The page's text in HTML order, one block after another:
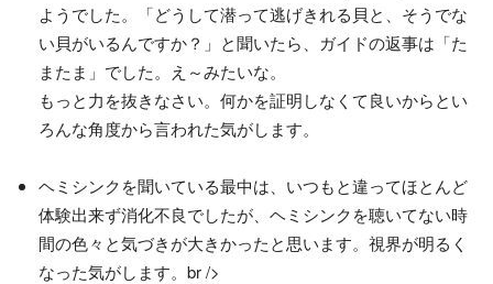
ようでした。「どうして潜って逃げきれる貝と、そうでな
い貝がいるんですか？」と聞いたら、ガイドの返事は「た
またま」でした。え～みたいな。
もっと力を抜きなさい。何かを証明しなくて良いからとい
ろんな角度から言われた気がします。
ヘミシンクを聞いている最中は、いつもと違ってほとんど
体験出来ず消化不良でしたが、ヘミシンクを聴いてない時
間の色々と気づきが大きかったと思います。視界が明るく
なった気がします。br />